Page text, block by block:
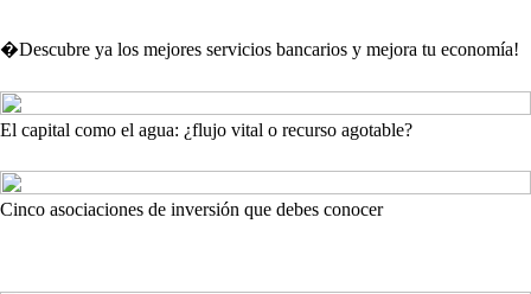
�Descubre ya los mejores servicios bancarios y mejora tu economía!
El capital como el agua: ¿flujo vital o recurso agotable?
Cinco asociaciones de inversión que debes conocer